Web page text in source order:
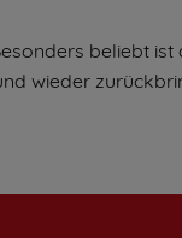
beliebt ist
wieder